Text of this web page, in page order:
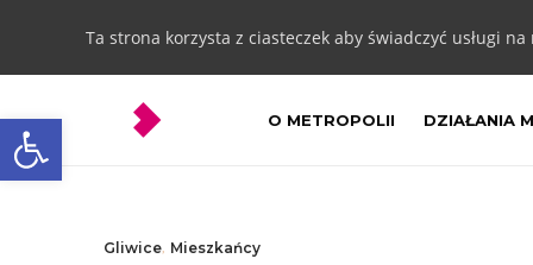
Otwórz pasek narzędzi
Ta strona korzysta z ciasteczek aby świadczyć usługi
O METROPOLII DZIAŁANIA
Gliwice, Mieszkańcy